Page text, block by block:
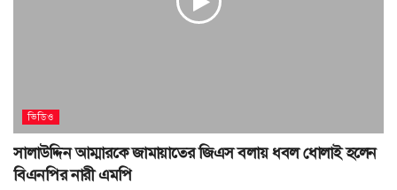
ভিডিও
সালাউদ্দিন আম্মারকে জামায়াতের জিএস বলায় ধবল ধোলাই হলেন
বিএনপির নারী এমপি